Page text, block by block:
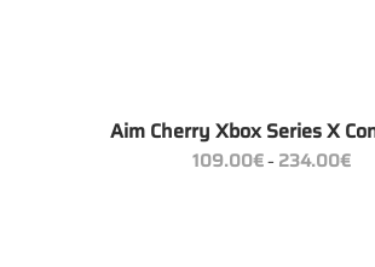
Aim Cherry Xbox Series X
109.00€– 234.00€